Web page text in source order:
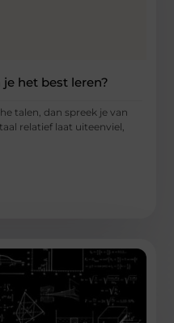
het best leren?
talen, dan spreek je van
relatief laat uiteenviel,